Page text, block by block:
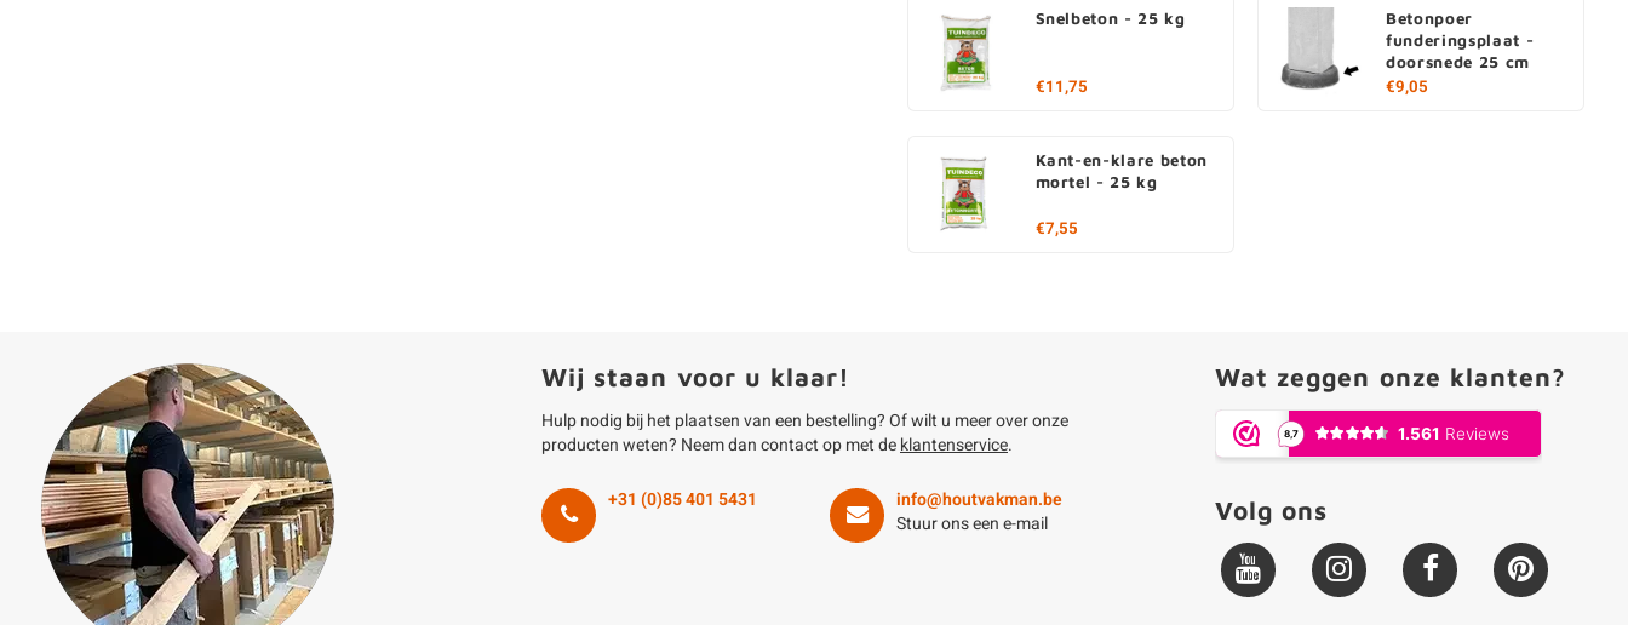
Snelbeton - 25 kg
€11,75
Betonpoer
funderingsplaat -
doorsnede 25 cm
€9,05
Kant-en-klare beton
mortel - 25 kg
€7,55
Wij staan voor u klaar!
Hulp nodig bij het plaatsen van een bestelling? Of wilt u meer over onze
producten weten? Neem dan contact op met deklantenservice.
+31 (0)85 401 5431
info@houtvakman.be
Stuur ons een e-mail
Wat zeggen onze klanten?
Volg ons